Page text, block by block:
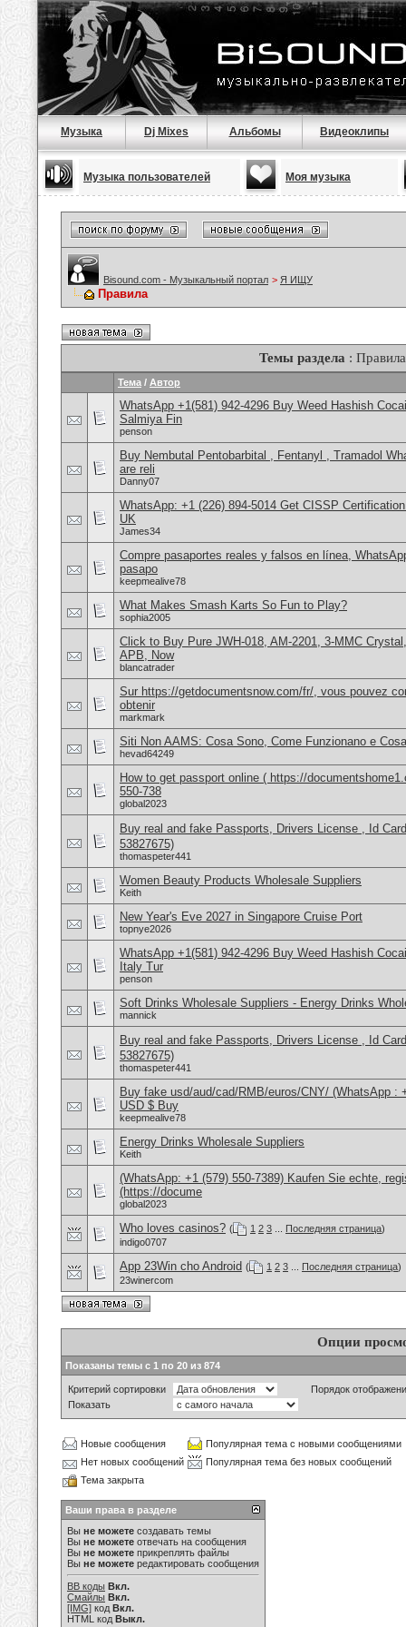
Музыка Dj Mixes Альбомы Видеоклипы
Музыка пользователей Моя музыка
Bisound.com - Музыкальный портал > Я ИЩУ
Правила
Темы раздела : Правила
Тема / Автор
WhatsApp +1(581) 942-4296 Buy Weed Hashish
Salmiya Fin
penson
Buy Nembutal Pentobarbital , Fentanyl , Tramadol
are reli
Danny07
WhatsApp: +1 (226) 894-5014​ Get CISSP
UK
James34
Compre pasaportes reales y falsos en línea,
pasapo
keepmealive78
What Makes Smash Karts So Fun to Play?
sophia2005
Click to Buy Pure JWH-018, AM-2201, 3-MMC
APB, Now
blancatrader
Sur https://getdocumentsnow.com/fr/, vous pouvez
obtenir
markmark
Siti Non AAMS: Cosa Sono, Come Funzionano e
hevad64249
How to get passport online ( https://
550-738
global2023
Buy real and fake Passports, Drivers License , Id
53827675)
thomaspeter441
Women Beauty Products Wholesale Suppliers
Keith
New Year's Eve 2027 in Singapore Cruise Port
topnye2026
WhatsApp +1(581) 942-4296 Buy Weed Hashish
Italy Tur
penson
Soft Drinks Wholesale Suppliers - Energy Drinks
mannick
Buy real and fake Passports, Drivers License , Id
53827675)
thomaspeter441
Buy fake usd/aud/cad/RMB/euros/CNY/ (WhatsApp :
USD $ Buy
keepmealive78
Energy Drinks Wholesale Suppliers
Keith
(WhatsApp: +1 (579) 550-7389) Kaufen Sie echte,
(https://docume
global2023
Who loves casinos? ( 1 2 3 Последняя страница)
indigo0707
App 23Win cho Android ( 1 2 3 Последняя страница)
23winercom
Опции
Показаны темы с 1 по 20 из 874
Критерий сортировки
Порядок
Показать
Новые сообщения
Популярная тема с новыми сообщениями
Нет новых сообщений
Популярная тема без новых сообщений
Тема закрыта
Ваши права в разделе
Вы не можете создавать темы
Вы не можете отвечать на сообщения
Вы не можете прикреплять файлы
Вы не можете редактировать сообщения
BB коды Вкл.
Смайлы Вкл.
[IMG] код Вкл.
HTML код Выкл.